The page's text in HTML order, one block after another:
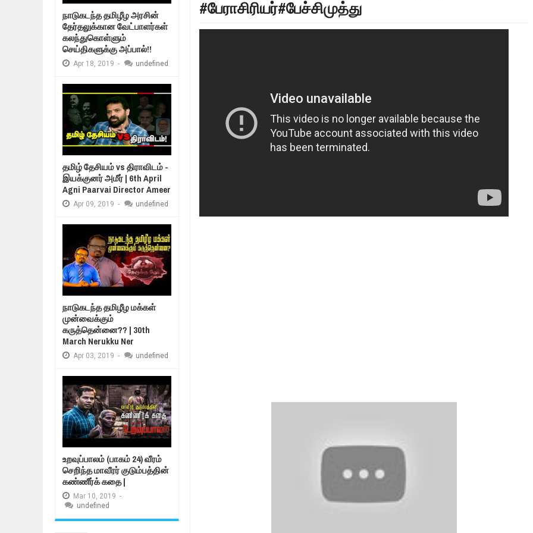
Mar
MORE INTERNATIONAL NGOS ARE FAVOURING THE TAMIL EELAM CAUSE TAMIL NEWS LIVE
Feb
நாடுகடந்த தமிழீழ அரசாங்கத்தின் பிரதிநிதிகளும் மக்களும் - விசேட செய்திகளுக்கு அப்பால்
Feb
#பேராசிரியர்#பேச்சிமுத்து
நாடுகடந்த தமிழீழ அரசின்
தேர்தலுக்கான வேட்பாளர்கள்
கலந்துகொள்ளும்
செய்திகளுக்கு அப்பால்!!
Apr 18, 2019 - undefined
தமிழ் தேசியம் vs திராவிடம் -
இயக்குனர் அமீர் | 6th April
Agni Paarvai Director Ameer
Apr 09, 2019 - undefined
நாடுகடந்த தமிழீழ மக்கள்
முன்வைக்கும்
கருத்தென்னை?? | 30th
March Nerukku Ner
Apr 03, 2019 - undefined
உறவுப்பாலம் (பாகம் 24) வீரம்
செறிந்த மாவீரர் குடும்பத்தின்
கண்ணீர்க் கதை |
Mar 10, 2019 -
undefined
நாடுகடந்த தமிழீழ அரசின் தேர்தலுக்கான